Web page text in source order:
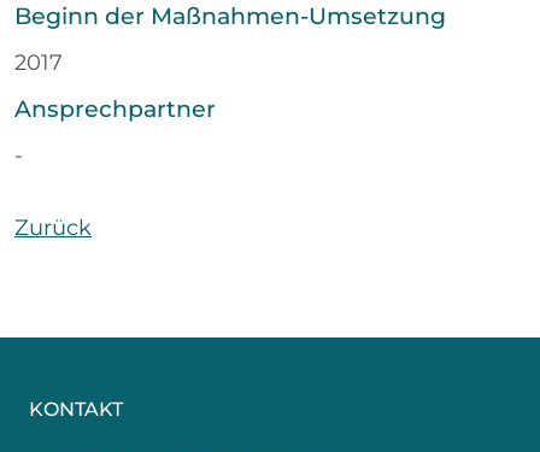
Beginn der Maßnahmen-Umsetzung
2017
Ansprechpartner
-
Zurück
KONTAKT